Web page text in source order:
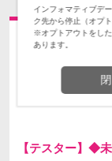
【テスター】◆
インフォマティブデ
ク先から停止（オプ
※オプトアウトをし
あります。